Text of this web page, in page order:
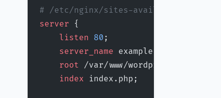
# /etc/nginx/sites-available/
server {
    listen
80 ;
    server_name
example.com;
    root
/var/www/wordpress;
    index
index.php;